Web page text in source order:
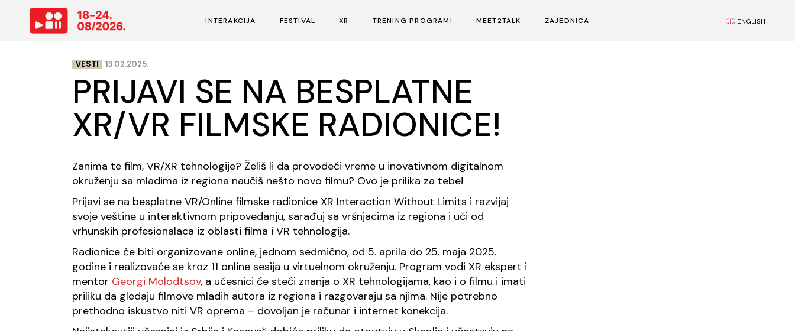
INTERAKCIJA
O Interakciji
Tim
Partneri
Kontakt
Ključni datumi
Arhiva
FESTIVAL
Prijavljivanje: Festival
Program: Festival
Nagrade i žiri: Festival
XR
XR Interaction Without Limits
XR Radovi
TRENING PROGRAMI
Radionica dokumentarnog filma
DocuConnect Balkans
MEET2TALK
Speed Meetings
ZAJEDNICA ENGLISH
VESTI 13.02.2025.
PRIJAVI SE NA BESPLATNE
XR/VR FILMSKE RADIONICE!
Zanima te film, VR/XR tehnologije? Želiš li da provodeći vreme u inovativnom digitalnom
okruženju sa mladima iz regiona naučiš nešto novo filmu? Ovo je prilika za tebe!
Prijavi se na besplatne VR/Online filmske radionice XR Interaction Without Limits i razvijaj
svoje veštine u interaktivnom pripovedanju, sarađuj sa vršnjacima iz regiona i uči od
vrhunskih profesionalaca iz oblasti filma i VR tehnologija.
Radionice će biti organizovane online, jednom sedmično, od 5. aprila do 25. maja 2025.
godine i realizovaće se kroz 11 online sesija u virtuelnom okruženju. Program vodi XR ekspert i
mentor Georgi Molodtsov, a učesnici će steći znanja o XR tehnologijama, kao i o filmu i imati
priliku da gledaju filmove mladih autora iz regiona i razgovaraju sa njima. Nije potrebno
prethodno iskustvo niti VR oprema – dovoljan je računar i internet konekcija.